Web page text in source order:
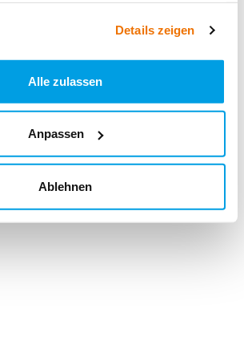
Details zeigen
Alle zulassen
Anpassen
Ablehnen